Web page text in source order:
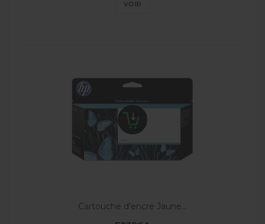
VOIR
Cartouche d'encre Jaune...